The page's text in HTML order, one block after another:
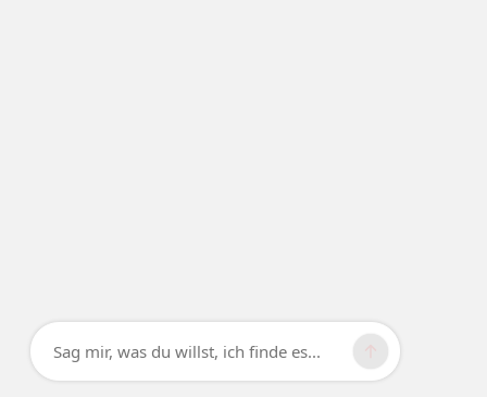
Sag mir, was du willst, ich finde es...